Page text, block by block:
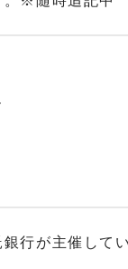
行が主催して